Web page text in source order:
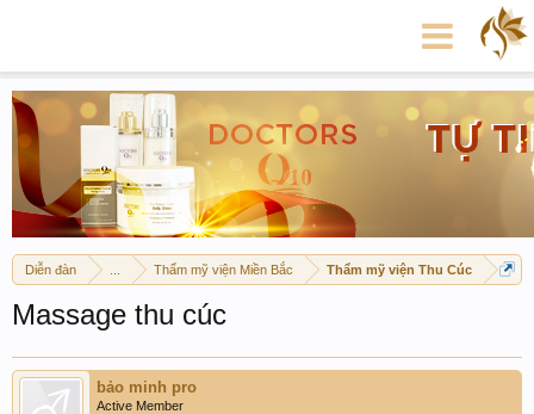
Diễn đàn Thẩm mỹ viện Miền Bắc Thẩm mỹ viện Thu Cúc
Massage thu cúc
bảo minh pro
Active Member